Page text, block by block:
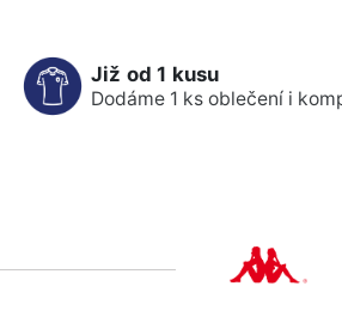
Již od 1 kusu
Dodáme 1 ks oblečení i